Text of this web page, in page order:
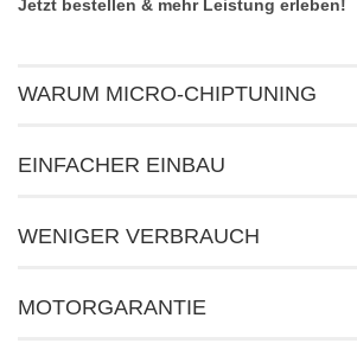
Jetzt bestellen & mehr Leistung erleben!
WARUM MICRO-CHIPTUNING
EINFACHER EINBAU
WENIGER VERBRAUCH
MOTORGARANTIE